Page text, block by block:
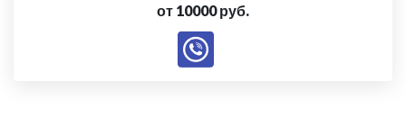
от 10000 руб.